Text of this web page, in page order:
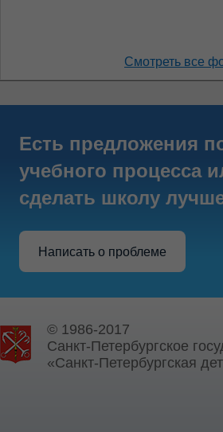
Смотреть все
Есть предложения
учебного процесса
сделать школу
Написать о проблеме
© 1986-2017
Санкт-Петербургское
«Санкт-Петербургская